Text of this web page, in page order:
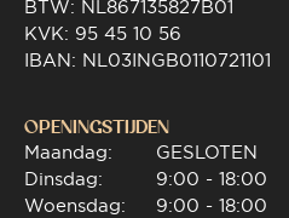
BTW: NL867135827B01
KVK: 95 45 10 56
IBAN: NL03INGB0110721101
OPENINGSTIJDEN
Maandag:
Dinsdag:
Woensdag:
GESLOTEN
9:00 - 18:00
9:00 - 18:00